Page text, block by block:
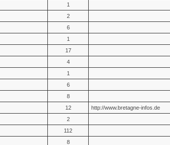
1
2
6
1
17
4
1
6
8
12 http://www.bretagne-infos.de
2
112
8